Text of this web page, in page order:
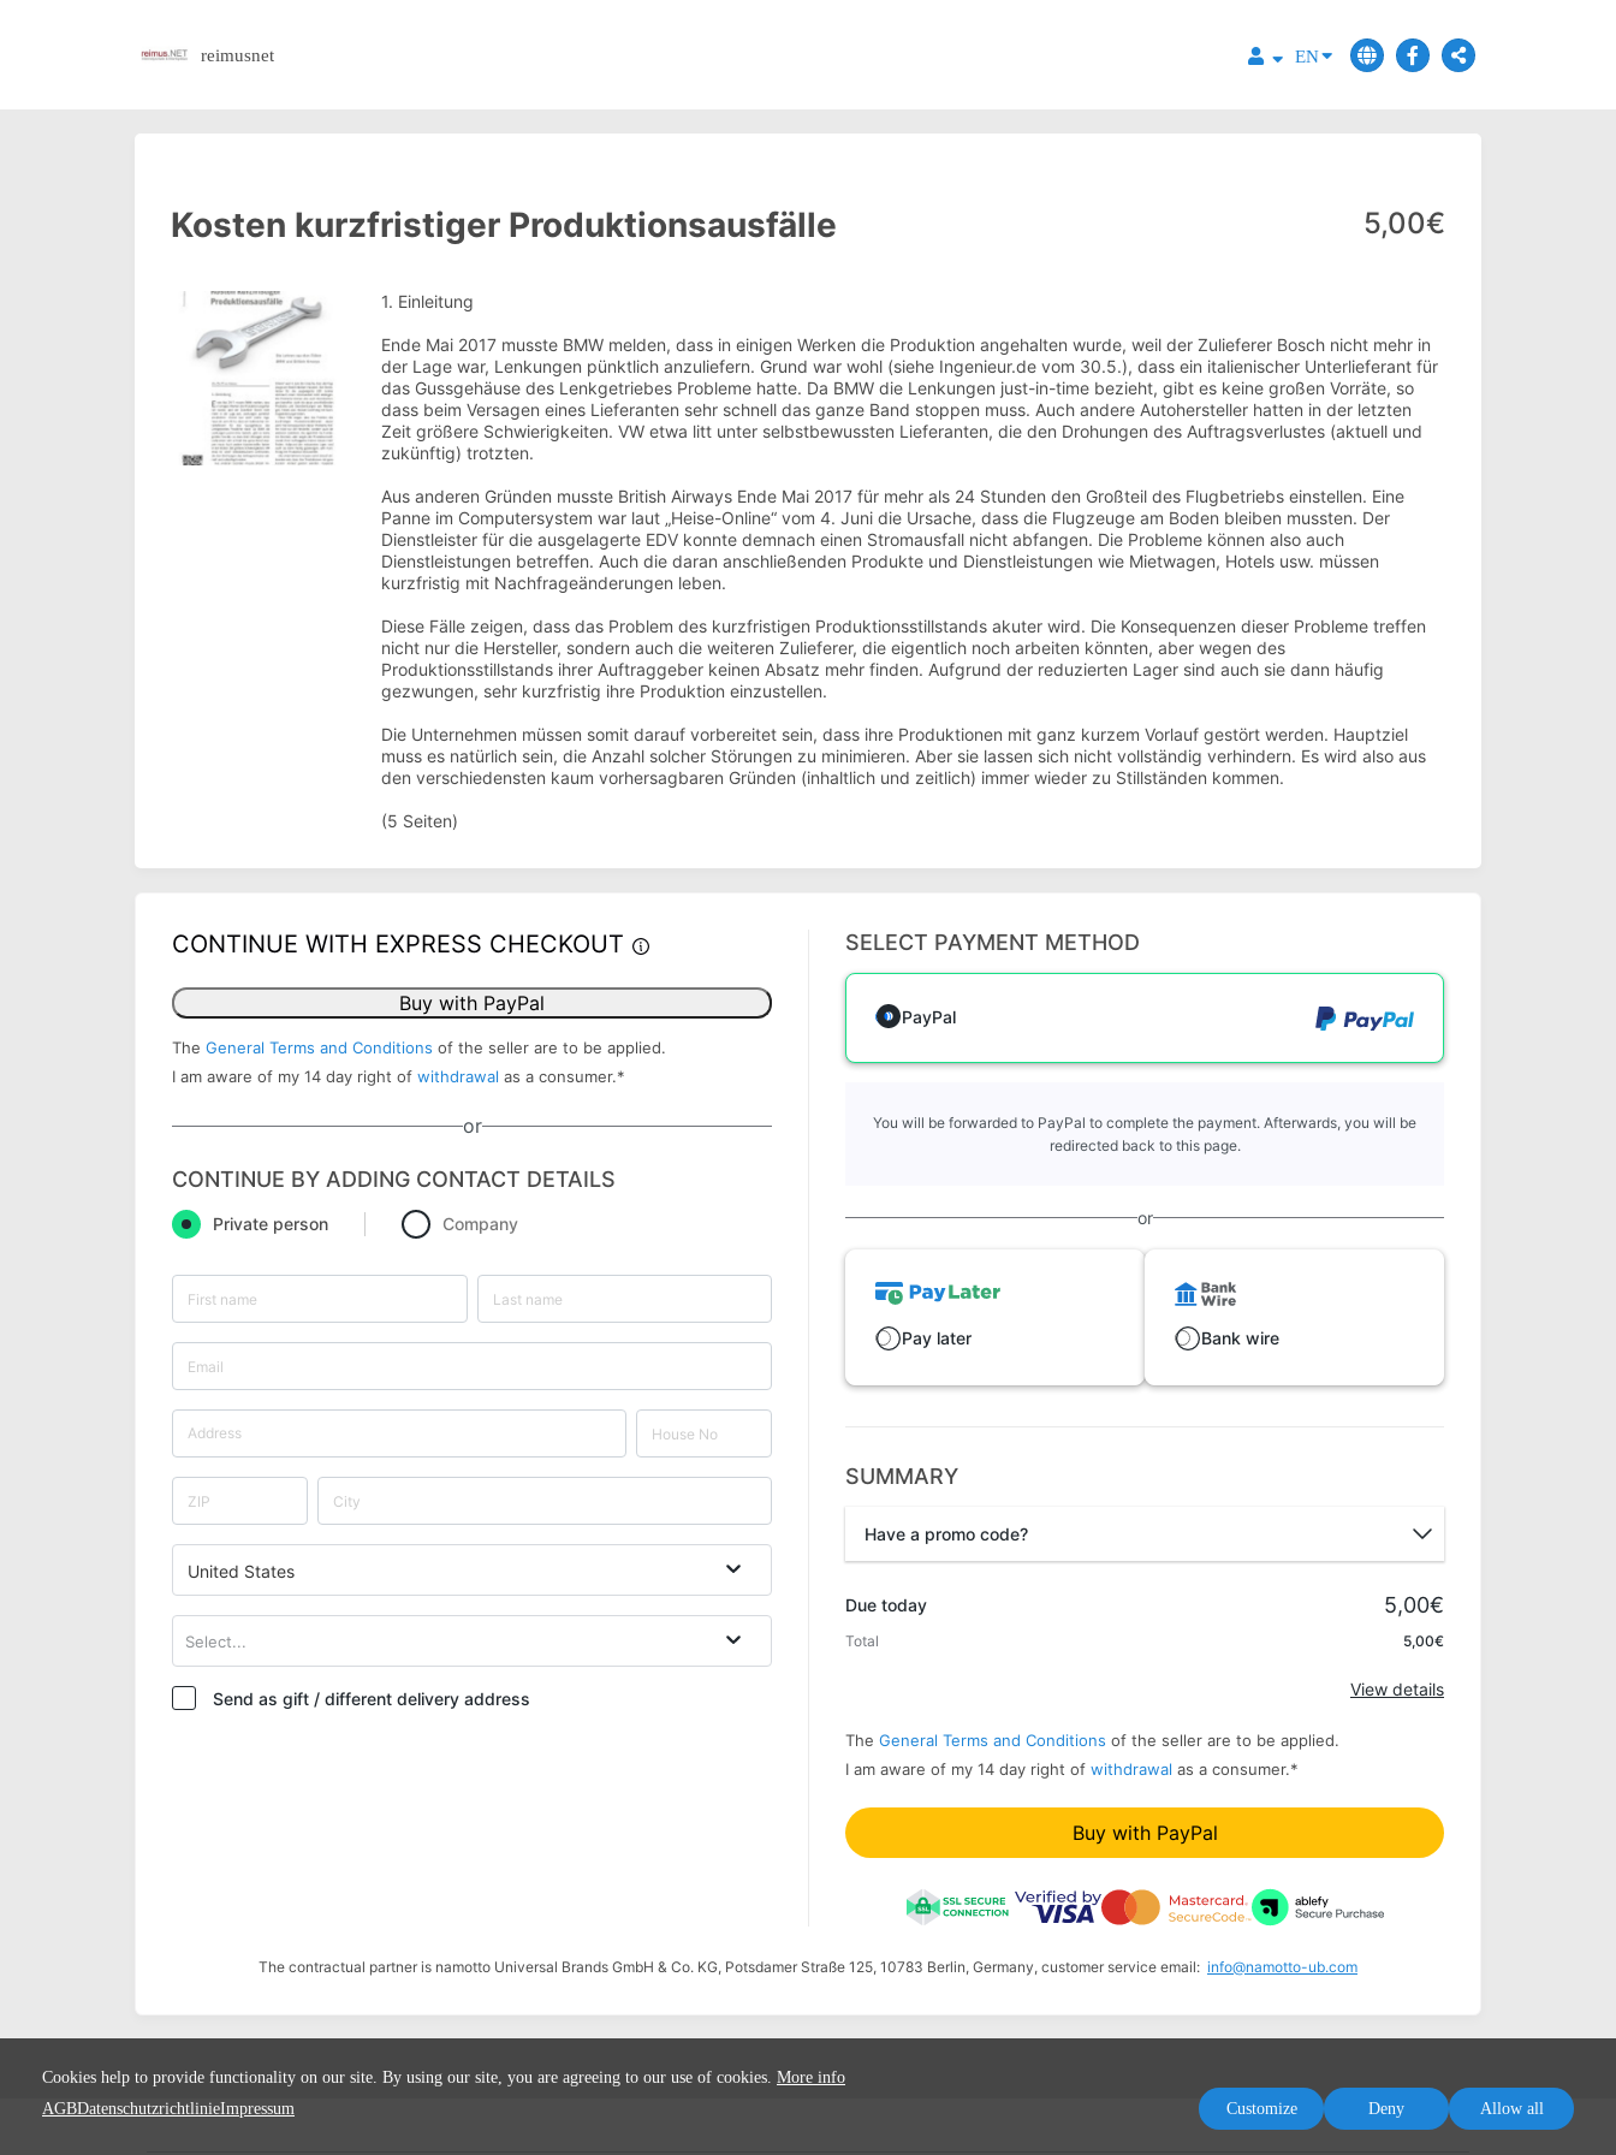
reimusnet EN
Kosten kurzfristiger Produktionsausfälle 5,00€
1. Einleitung
Ende Mai 2017 musste BMW melden, dass in einigen Werken die Produktion angehalten wurde, weil der Zulieferer Bosch nicht mehr in
der Lage war, Lenkungen pünktlich anzuliefern. Grund war wohl (siehe Ingenieur.de vom 30.5.), dass ein italienischer Unterlieferant für
das Gussgehäuse des Lenkgetriebes Probleme hatte. Da BMW die Lenkungen just-in-time bezieht, gibt es keine großen Vorräte, so
dass beim Versagen eines Lieferanten sehr schnell das ganze Band stoppen muss. Auch andere Autohersteller hatten in der letzten
Zeit größere Schwierigkeiten. VW etwa litt unter selbstbewussten Lieferanten, die den Drohungen des Auftragsverlustes (aktuell und
zukünftig) trotzten.
Aus anderen Gründen musste British Airways Ende Mai 2017 für mehr als 24 Stunden den Großteil des Flugbetriebs einstellen. Eine
Panne im Computersystem war laut „Heise-Online“ vom 4. Juni die Ursache, dass die Flugzeuge am Boden bleiben mussten. Der
Dienstleister für die ausgelagerte EDV konnte demnach einen Stromausfall nicht abfangen. Die Probleme können also auch
Dienstleistungen betreffen. Auch die daran anschließenden Produkte und Dienstleistungen wie Mietwagen, Hotels usw. müssen
kurzfristig mit Nachfrageänderungen leben.
Diese Fälle zeigen, dass das Problem des kurzfristigen Produktionsstillstands akuter wird. Die Konsequenzen dieser Probleme treffen
nicht nur die Hersteller, sondern auch die weiteren Zulieferer, die eigentlich noch arbeiten könnten, aber wegen des
Produktionsstillstands ihrer Auftraggeber keinen Absatz mehr finden. Aufgrund der reduzierten Lager sind auch sie dann häufig
gezwungen, sehr kurzfristig ihre Produktion einzustellen.
Die Unternehmen müssen somit darauf vorbereitet sein, dass ihre Produktionen mit ganz kurzem Vorlauf gestört werden. Hauptziel
muss es natürlich sein, die Anzahl solcher Störungen zu minimieren. Aber sie lassen sich nicht vollständig verhindern. Es wird also aus
den verschiedensten kaum vorhersagbaren Gründen (inhaltlich und zeitlich) immer wieder zu Stillständen kommen.
(5 Seiten)
CONTINUE WITH EXPRESS CHECKOUT
Buy with PayPal
The General Terms and Conditions of the seller are to be applied.
I am aware of my 14 day right of withdrawal as a consumer.*
or
CONTINUE BY ADDING CONTACT DETAILS
Private person Company
United States
Select...
Send as gift / different delivery address
SELECT PAYMENT METHOD
PayPal
You will be forwarded to PayPal to complete the payment. Afterwards, you will be
redirected back to this page.
or
Pay later Bank wire
SUMMARY
Have a promo code?
Due today 5,00€
Total 5,00€
View details
The General Terms and Conditions of the seller are to be applied.
I am aware of my 14 day right of withdrawal as a consumer.*
Buy with PayPal
The contractual partner is namotto Universal Brands GmbH & Co. KG, Potsdamer Straße 125, 10783 Berlin, Germany, customer service email: info@namotto-ub.com
Cookies help to provide functionality on our site. By using our site, you are agreeing to our use of cookies. More info
AGBDatenschutzrichtlinieImpressum Customize Deny Allow all